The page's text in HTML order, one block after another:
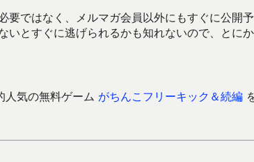
要ではなく、メルマガ会員以外にもすぐに公開
いとすぐに逃げられるかも知れないので、とに
人気の無料ゲーム がちんこフリーキック＆続編